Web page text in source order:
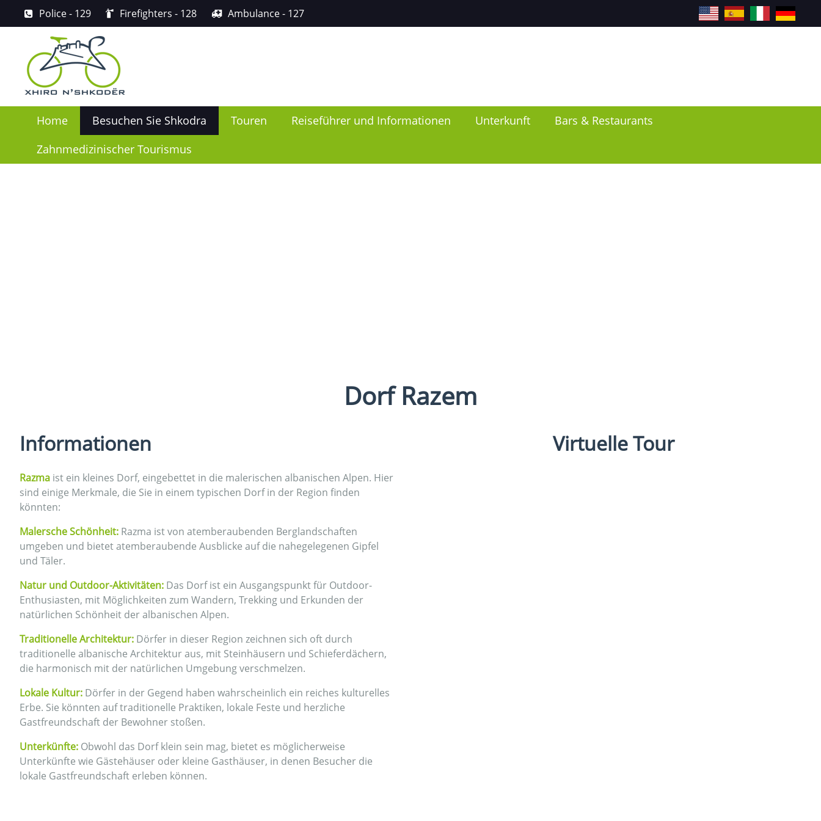
Police- 129 Firefighters - 128 Ambulance- 127
Home Besuchen Sie Shkodra Touren Reiseführer und Informationen Unterkunft
Bars & Restaurants
Zahnmedizinischer Tourismus
Dorf Razem
Informationen
Razma ist ein kleines Dorf, eingebettet in die malerischen albanischen Alpen. Hier
sind einige Merkmale, die Sie in einem typischen Dorf in der Region finden
könnten:
Malersche Schönheit: Razma ist von atemberaubenden Berglandschaften
umgeben und bietet atemberaubende Ausblicke auf die nahegelegenen Gipfel
und Täler.
Natur und Outdoor-Aktivitäten: Das Dorf ist ein Ausgangspunkt für Outdoor-
Enthusiasten, mit Möglichkeiten zum Wandern, Trekking und Erkunden der
natürlichen Schönheit der albanischen Alpen.
Traditionelle Architektur: Dörfer in dieser Region zeichnen sich oft durch
traditionelle albanische Architektur aus, mit Steinhäusern und Schieferdächern,
die harmonisch mit der natürlichen Umgebung verschmelzen.
Lokale Kultur: Dörfer in der Gegend haben wahrscheinlich ein reiches kulturelles
Erbe. Sie könnten auf traditionelle Praktiken, lokale Feste und herzliche
Gastfreundschaft der Bewohner stoßen.
Unterkünfte: Obwohl das Dorf klein sein mag, bietet es möglicherweise
Unterkünfte wie Gästehäuser oder kleine Gasthäuser, in denen Besucher die
lokale Gastfreundschaft erleben können.
Virtuelle Tour